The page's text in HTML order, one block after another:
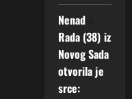
Nenad
Rada (38) iz
Novog Sada
otvorila je
srce: